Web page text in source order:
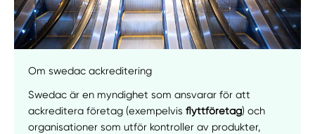
Manuellt Få hjälp
Om swedac ackreditering
Swedac är en myndighet som ansvarar för att
ackreditera företag (exempelvisflyttföretag) och
organisationer som utför kontroller av produkter,